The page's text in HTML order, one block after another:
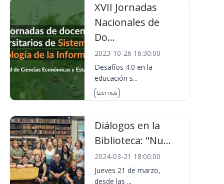
XVII Jornadas
Nacionales de
Do...
2023-10-26 16:30:00
Desafíos 4.0 en la
educación s...
Leer más
Diálogos en la
Biblioteca: "Nu...
2024-03-21 18:00:00
Jueves 21 de marzo,
desde las ...